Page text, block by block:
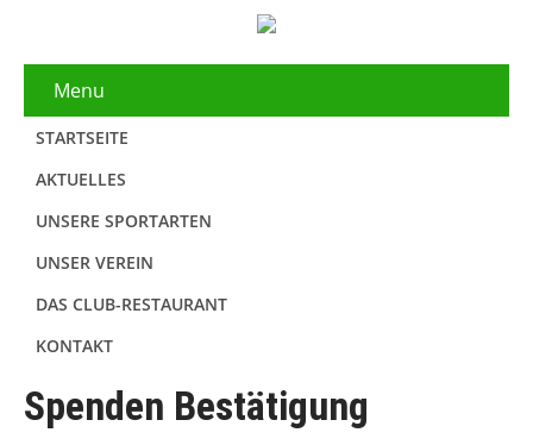
Menu
STARTSEITE
AKTUELLES
UNSERE SPORTARTEN
UNSER VEREIN
DAS CLUB-RESTAURANT
KONTAKT
Spenden Bestätigung